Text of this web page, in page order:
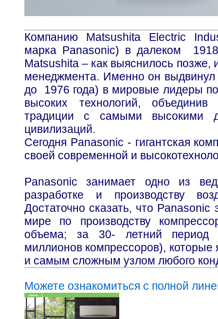
Компанию Matsushita Electric
марка Panasonic) в далеком
Matsushita – как выяснилось позже,
менеджмента. Именно он
до 1976 года) в мировые лидеры по
высоких технологий, объединив
традиции с самыми высокими
цивилизаций.
Сегодня Panasonic - гигантская
своей современной и
Panasonic занимает одно из
разработке и производству
Достаточно сказать, что
мире по производству
объема; за 30- летний период
миллионов компрессоров),
и самым сложным узлом любого
Можете ознакомиться с полной